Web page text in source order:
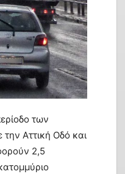
των
Αττική Οδό και
2,5